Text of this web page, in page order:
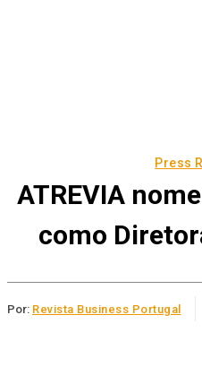
Press
ATREVIA
como
Por: Revista Business Portugal